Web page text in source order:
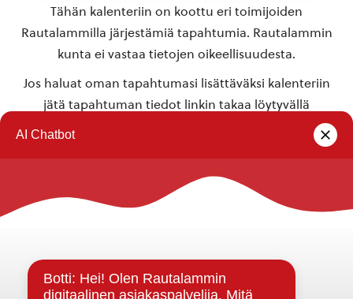
Tähän kalenteriin on koottu eri toimijoiden
Rautalammilla järjestämiä tapahtumia. Rautalammin
kunta ei vastaa tietojen oikeellisuudesta.
Jos haluat oman tapahtumasi lisättäväksi kalenteriin
jätä tapahtuman tiedot linkin takaa löytyvällä
Rautalammin kunta
Strategiat, ohjelmat, ohjeet, suunnitelmat, säännöt ja
sopimukset